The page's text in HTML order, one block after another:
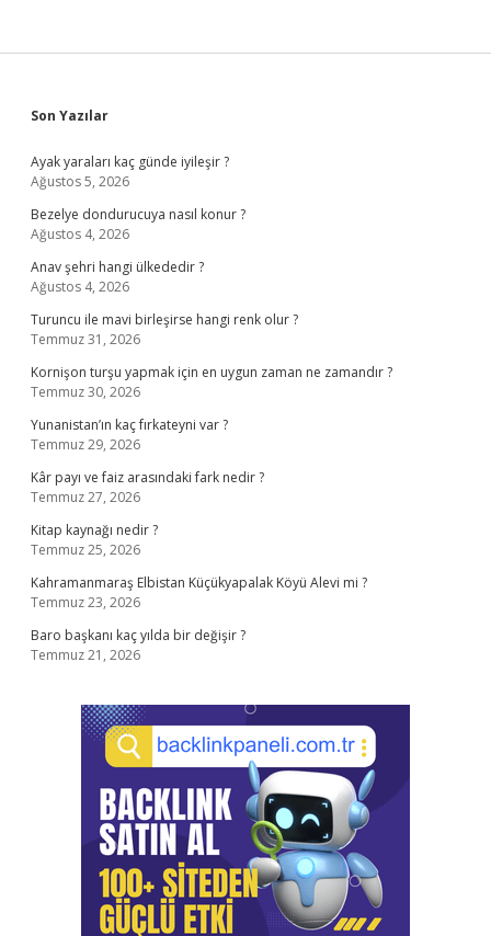
Sidebar
Son Yazılar
Ayak yaraları kaç günde iyileşir ?
Ağustos 5, 2026
Bezelye dondurucuya nasıl konur ?
Ağustos 4, 2026
Anav şehri hangi ülkededir ?
Ağustos 4, 2026
Turuncu ile mavi birleşirse hangi renk olur ?
Temmuz 31, 2026
Kornişon turşu yapmak için en uygun zaman ne zamandır ?
Temmuz 30, 2026
Yunanistan’ın kaç fırkateyni var ?
Temmuz 29, 2026
Kâr payı ve faiz arasındaki fark nedir ?
Temmuz 27, 2026
Kitap kaynağı nedir ?
Temmuz 25, 2026
Kahramanmaraş Elbistan Küçükyapalak Köyü Alevi mi ?
Temmuz 23, 2026
Baro başkanı kaç yılda bir değişir ?
Temmuz 21, 2026